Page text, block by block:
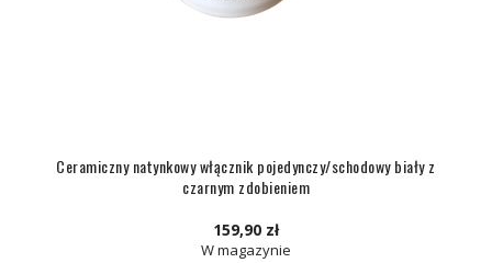
Ceramiczny natynkowy włącznik pojedynczy/schodowy biały z
czarnym zdobieniem
159,90 zł
W magazynie